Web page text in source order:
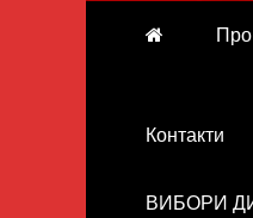
Контакти
ВИБОРИ